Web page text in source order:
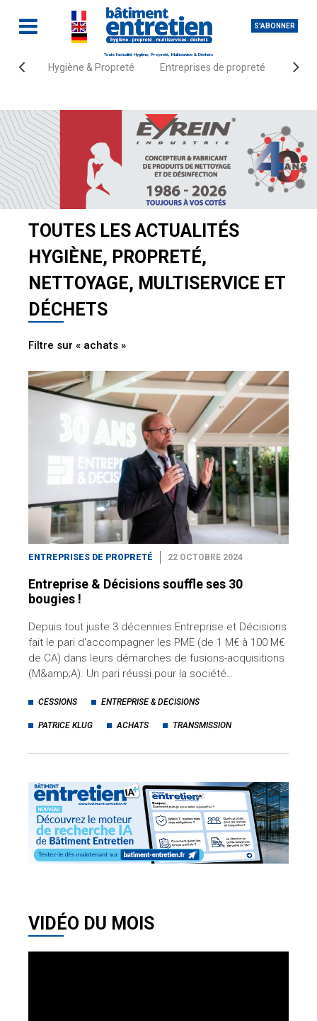
S'ABONNER
Toute l'actualité Hygiène, Propreté, Multiservice & Déchets
Hygiène & Propreté Entreprises de propreté
Accueil Actualités
TOUTES LES ACTUALITÉS
HYGIÈNE, PROPRETÉ,
NETTOYAGE, MULTISERVICE ET
DÉCHETS
Filtre sur « achats »
ENTREPRISES DE PROPRETÉ 22 OCTOBRE 2024
Entreprise & Décisions souffle ses 30
bougies !
Depuis tout juste 3 décennies Entreprise et Décisions
fait le pari d'accompagner les PME (de 1 M€ à 100 M€
de CA) dans leurs démarches de fusions-acquisitions
(M&amp;A). Un pari réussi pour la société…
CESSIONS ENTREPRISE & DECISIONS
PATRICE KLUG ACHATS TRANSMISSION
VIDÉO DU MOIS